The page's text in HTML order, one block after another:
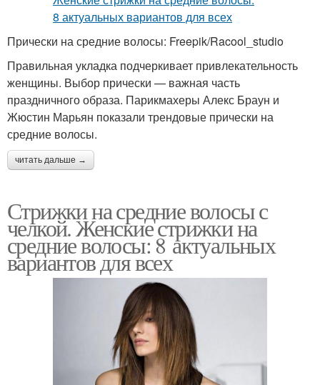
Прически на средние волосы: Freepik/Racool_studio
Правильная укладка подчеркивает привлекательность
женщины. Выбор прически — важная часть
праздничного образа. Парикмахеры Алекс Браун и
Жюстин Марьян показали трендовые прически на
средние волосы.
читать дальше →
Стрижки на средние волосы с
челкой. Женские стрижки на
средние волосы: 8 актуальных
вариантов для всех